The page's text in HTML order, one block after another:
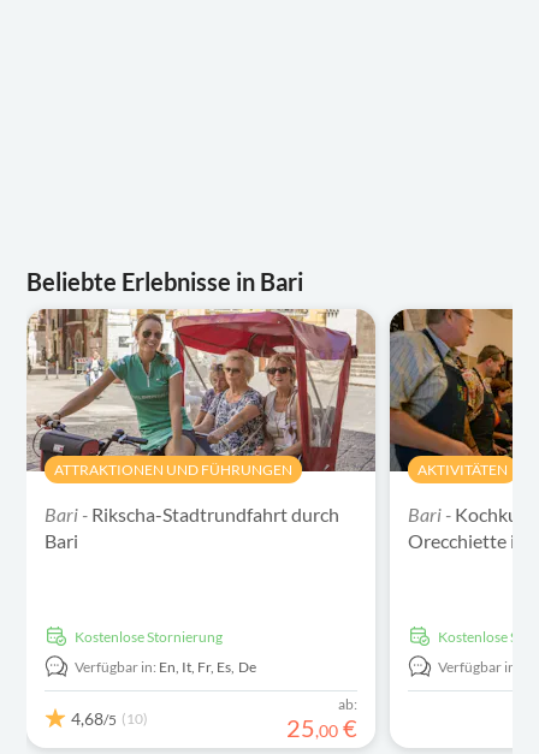
Beliebte Erlebnisse in Bari
ATTRAKTIONEN UND FÜHRUNGEN
Bari - Rikscha-Stadtrundfahrt durch
Bari
kostenlose Stornierung
Verfügbar in: En, It, Fr, Es, De
4,68/5 (10)
ab:
25,00 €
AKTIVITÄTEN
Bari - Kochkurs
Orecchiette in
kostenlose
Verfügbar in: